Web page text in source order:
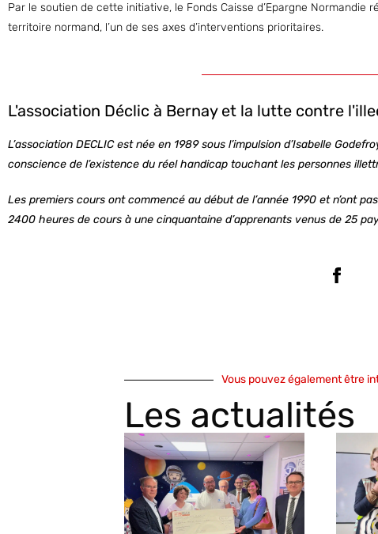
Par le soutien de cette initiative, le Fonds Caisse d’Epargne
territoire normand, l’un de ses axes d’interventions prioritaires.
L'association Déclic à Bernay et la lutte contre
L’association DECLIC est née en 1989 sous l’impulsion d’Isabelle
conscience de l’existence du réel handicap touchant les personnes
Les premiers cours ont commencé au début de l’année 1990 et n’ont
2400 heures de cours à une cinquantaine d’apprenants venus de 25
Vous pouvez également être
Les actualités